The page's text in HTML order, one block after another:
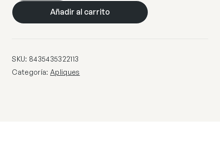
·NARISA·
ORO
Añadir al carrito
SKU: 8435435322113
Categoría: Apliques